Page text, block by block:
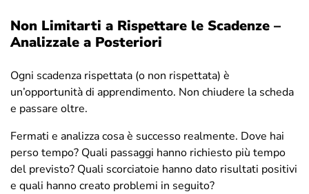
Non Limitarti a Rispettare le Scadenze –
Analizzale a Posteriori
Ogni scadenza rispettata (o non rispettata) è
un’opportunità di apprendimento. Non chiudere la scheda
e passare oltre.
Fermati e analizza cosa è successo realmente. Dove hai
perso tempo? Quali passaggi hanno richiesto più tempo
del previsto? Quali scorciatoie hanno dato risultati positivi
e quali hanno creato problemi in seguito?